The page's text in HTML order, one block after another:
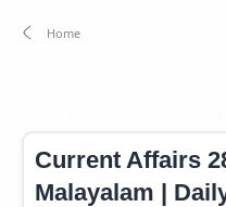
Current Affairs
Malayalam |